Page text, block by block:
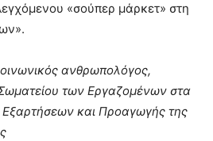
«σούπερ μάρκετ» στη
ανθρωπολόγος,
των Εργαζομένων στα
και Προαγωγής της